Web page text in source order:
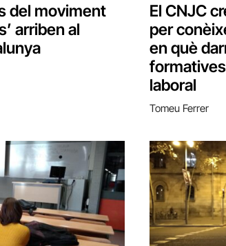
del moviment
arriben al
El CNJC
per
en què
formatives
laboral
Tomeu Ferrer